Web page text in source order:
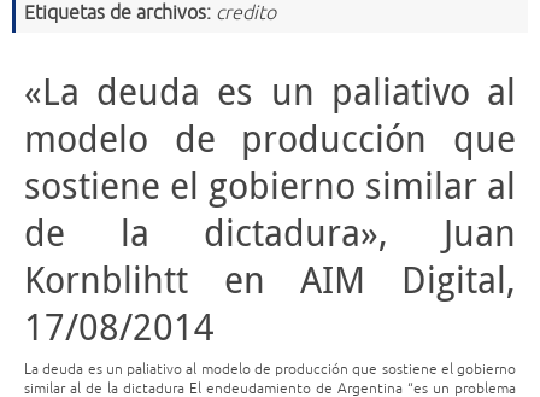
Etiquetas de archivos: credito
«La deuda es un paliativo al
modelo de producción que
sostiene el gobierno similar al
de la dictadura», Juan
Kornblihtt en AIM Digital,
17/08/2014
La deuda es un paliativo al modelo de producción que sostiene el gobierno
similar al de la dictadura El endeudamiento de Argentina “es un problema